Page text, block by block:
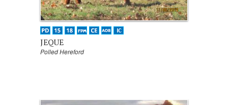
JEQUE
Polled Hereford